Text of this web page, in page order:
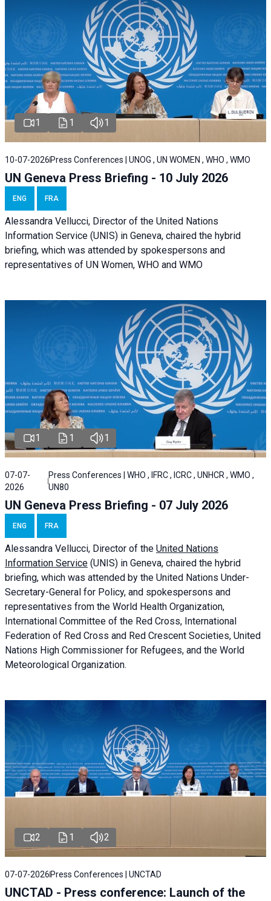
1 1 1
10-07-2026 Press Conferences | UNOG , UN WOMEN , WHO , WMO
UN Geneva Press Briefing - 10 July 2026
ENG FRA
Alessandra Vellucci, Director of the United Nations
Information Service (UNIS) in Geneva, chaired the hybrid
briefing, which was attended by spokespersons and
representatives of UN Women, WHO and WMO
1 1 1
07-07-
2026
Press Conferences | WHO , IFRC , ICRC , UNHCR , WMO ,
UN80
UN Geneva Press Briefing - 07 July 2026
ENG FRA
Alessandra Vellucci, Director of the United Nations
Information Service (UNIS) in Geneva, chaired the hybrid
briefing, which was attended by the United Nations Under-
Secretary-General for Policy, and spokespersons and
representatives from the World Health Organization,
International Committee of the Red Cross, International
Federation of Red Cross and Red Crescent Societies, United
Nations High Commissioner for Refugees, and the World
Meteorological Organization.
2 1 2
07-07-2026 Press Conferences | UNCTAD
UNCTAD - Press conference: Launch of the